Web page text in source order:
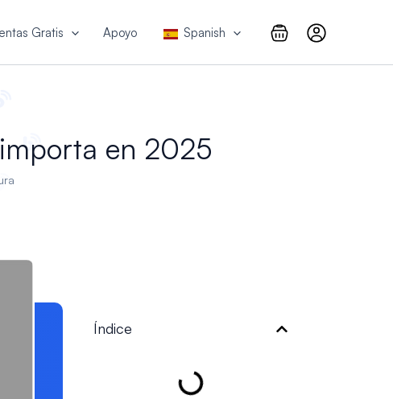
Gratis Apoyo Spanish
en 2025
Índice